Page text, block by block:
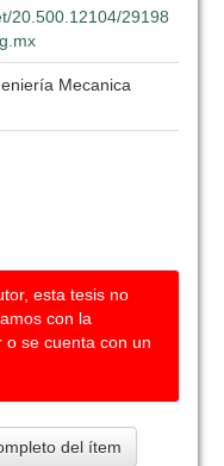
20.500.12104/29198
Mecanica
esta tesis no
con la
o se cuenta con un
del ítem